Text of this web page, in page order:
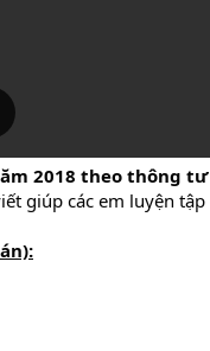
2018 theo thông tư
giúp các em luyện